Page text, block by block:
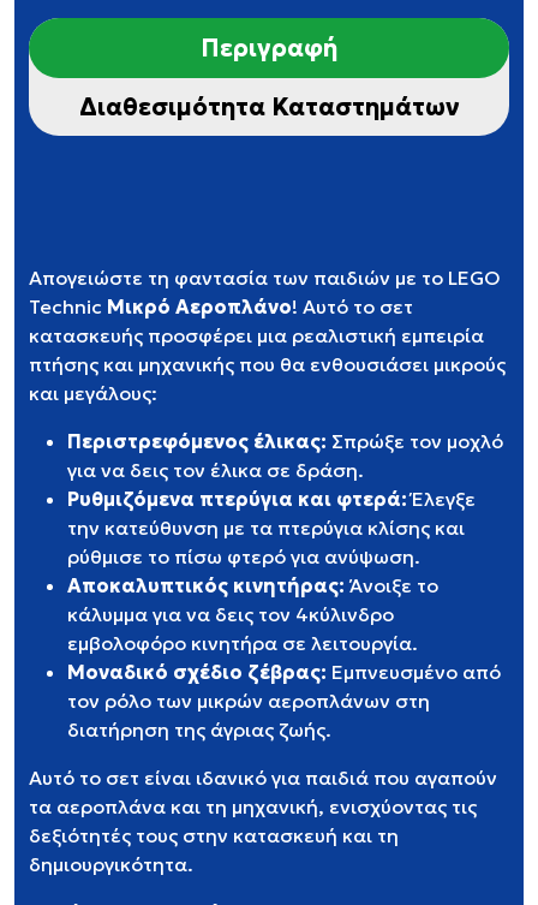
Περιγραφή
Διαθεσιμότητα Καταστημάτων
Απογειώστε τη φαντασία των παιδιών με το LEGO
Technic Μικρό Αεροπλάνο! Αυτό το σετ
κατασκευής προσφέρει μια ρεαλιστική εμπειρία
πτήσης και μηχανικής που θα ενθουσιάσει μικρούς
και μεγάλους:
Περιστρεφόμενος έλικας: Σπρώξε τον μοχλό
για να δεις τον έλικα σε δράση.
Ρυθμιζόμενα πτερύγια και φτερά:Έλεγξε
την κατεύθυνση με τα πτερύγια κλίσης και
ρύθμισε το πίσω φτερό για ανύψωση.
Αποκαλυπτικός κινητήρας: Άνοιξε το
κάλυμμα για να δεις τον 4κύλινδρο
εμβολοφόρο κινητήρα σε λειτουργία.
Μοναδικό σχέδιο ζέβρας: Εμπνευσμένο από
τον ρόλο των μικρών αεροπλάνων στη
διατήρηση της άγριας ζωής.
Αυτό το σετ είναι ιδανικό για παιδιά που αγαπούν
τα αεροπλάνα και τη μηχανική, ενισχύοντας τις
δεξιότητές τους στην κατασκευή και τη
δημιουργικότητα.